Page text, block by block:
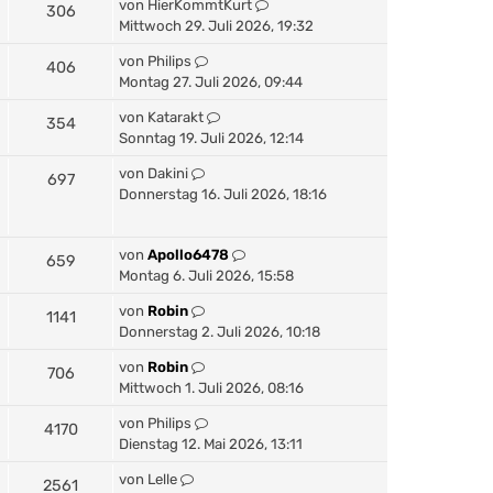
306 von HierKommtKurt
Mittwoch 29. Juli 2026, 19:32
406 von Philips
Montag 27. Juli 2026, 09:44
354 von Katarakt
Sonntag 19. Juli 2026, 12:14
697 von Dakini
Donnerstag 16. Juli 2026, 18:16
659 von Apollo6478
Montag 6. Juli 2026, 15:58
1141 von Robin
Donnerstag 2. Juli 2026, 10:18
706 von Robin
Mittwoch 1. Juli 2026, 08:16
4170 von Philips
Dienstag 12. Mai 2026, 13:11
2561 von Lelle